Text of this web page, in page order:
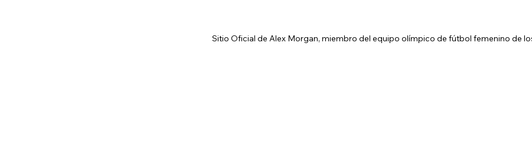
Sitio Oficial de Alex Morgan, miembro del equipo olímpico de fútbol femenino de